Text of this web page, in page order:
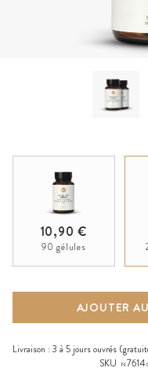
10,90 €
90 gélules
AJOUTER
Livraison : 3 à 5 jours ouvrés
SKU
N7614